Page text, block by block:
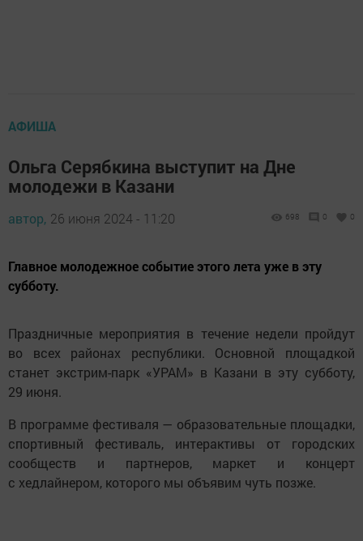
АФИША
Ольга Серябкина выступит на Дне
молодежи в Казани
автор, 26 июня 2024 - 11:20 698 0 0
Главное молодежное событие этого лета уже в эту
субботу.
Праздничные мероприятия в течение недели пройдут
во всех районах республики. Основной площадкой
станет экстрим-парк «УРАМ» в Казани в эту субботу,
29 июня.
В программе фестиваля — образовательные площадки,
спортивный фестиваль, интерактивы от городских
сообществ и партнеров, маркет и концерт
с хедлайнером, которого мы объявим чуть позже.